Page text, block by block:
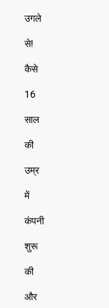
उगले
से!
कैसे
16
साल
की
उम्र
में
कंपनी
शुरू
की
और